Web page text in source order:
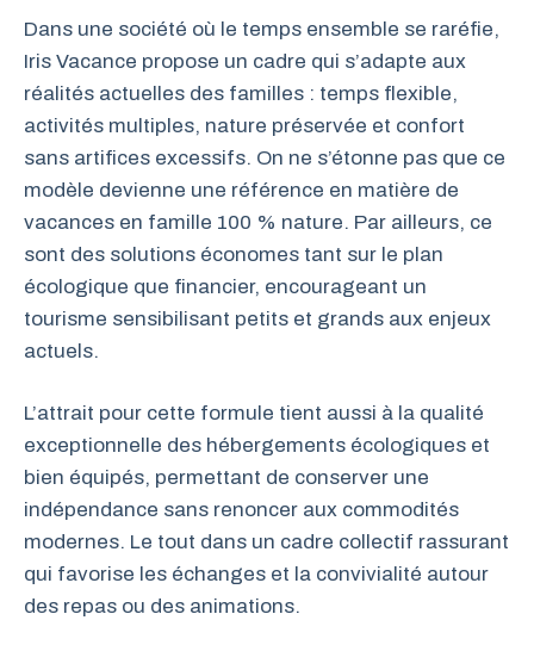
Dans une société où le temps ensemble se raréfie,
Iris Vacance propose un cadre qui s’adapte aux
réalités actuelles des familles : temps flexible,
activités multiples, nature préservée et confort
sans artifices excessifs. On ne s’étonne pas que ce
modèle devienne une référence en matière de
vacances en famille 100 % nature. Par ailleurs, ce
sont des solutions économes tant sur le plan
écologique que financier, encourageant un
tourisme sensibilisant petits et grands aux enjeux
actuels.
L’attrait pour cette formule tient aussi à la qualité
exceptionnelle des hébergements écologiques et
bien équipés, permettant de conserver une
indépendance sans renoncer aux commodités
modernes. Le tout dans un cadre collectif rassurant
qui favorise les échanges et la convivialité autour
des repas ou des animations.